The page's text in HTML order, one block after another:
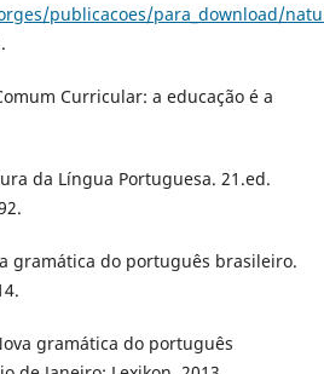
publicacoes/para_download/
Curricular: a educação é a
da Língua Portuguesa. 21.ed.
gramática do português brasileiro.
gramática do português